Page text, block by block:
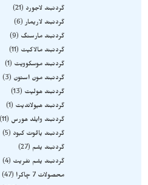
گردنبند لاجورد
21
گردنبند لاریمار 6
گردنبند مارسنگ
9
گردنبند مالاکیت
11
گردنبند موسکوویت
1
گردنبند مون استون
3
گردنبند هولیت
13
گردنبند هیولاندیت
1
گردنبند وایلد هورس
11
گردنبند یاقوت کبود
5
گردنبند یشم
27
گردنبند یشم نفریت
4
محصولات 7 چاکرا
47